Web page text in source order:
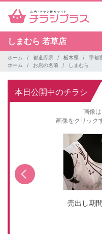
しまむら 若草店
ホーム 都道府県 栃木県
宇都
ホーム
お店の名前 しまむら
本日公開中のチラシ
画像は
画像をクリック
売出し期